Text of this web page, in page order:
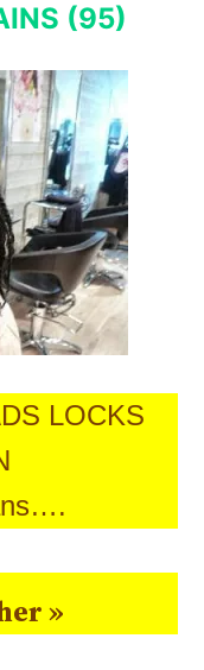
(95)
LOCKS
»